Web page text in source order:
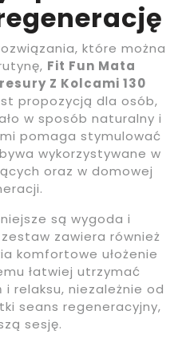
które można
Fit Fun Mata
Z Kolcami 130
propozycją dla osób,
w sposób naturalny i
pomaga stymulować
wykorzystywane w
oraz w domowej
są wygoda i
zawiera również
komfortowe ułożenie
łatwiej utrzymać
relaksu, niezależnie od
seans regeneracyjny,
sesję.